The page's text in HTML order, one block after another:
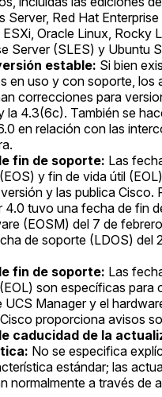
Server, Red Hat Enterprise
Oracle Linux, Rocky
Server (SLES) y Ubuntu
estable: Si bien
en uso y con soporte, los
correcciones para
la 4.3(6c). También se
en relación con las
fin de soporte: Las
y fin de vida útil
y las publica Cisco.
4.0 tuvo una fecha de fin
(EOSM) del 7 de
de soporte (LDOS) del
fin de soporte: Las
son específicas para
Manager y el
proporciona avisos
caducidad de la
No se especifica
estándar; las
normalmente a través de